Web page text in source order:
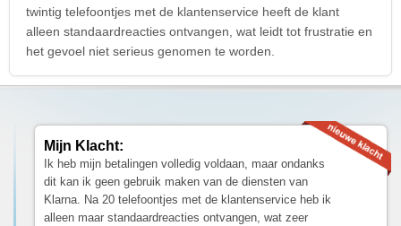
twintig telefoontjes met de klantenservice heeft de klant
alleen standaardreacties ontvangen, wat leidt tot frustratie en
het gevoel niet serieus genomen te worden.
Mijn Klacht:
Ik heb mijn betalingen volledig voldaan, maar ondanks
dit kan ik geen gebruik maken van de diensten van
Klarna. Na 20 telefoontjes met de klantenservice heb ik
alleen maar standaardreacties ontvangen, wat zeer